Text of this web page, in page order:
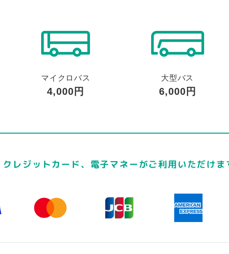
マイクロバス
4,000円
大型バス
6,000円
クレジットカード、電子マネーがご利用いただけま